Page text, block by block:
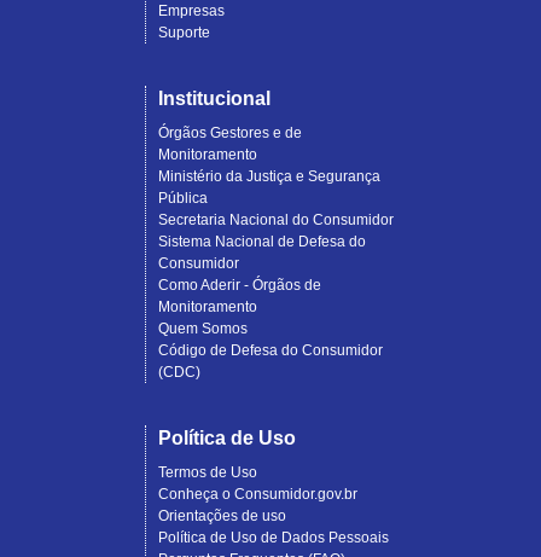
Empresas
Suporte
Institucional
Órgãos Gestores e de
Monitoramento
Ministério da Justiça e Segurança
Pública
Secretaria Nacional do Consumidor
Sistema Nacional de Defesa do
Consumidor
Como Aderir - Órgãos de
Monitoramento
Quem Somos
Código de Defesa do Consumidor
(CDC)
Política de Uso
Termos de Uso
Conheça o Consumidor.gov.br
Orientações de uso
Política de Uso de Dados Pessoais